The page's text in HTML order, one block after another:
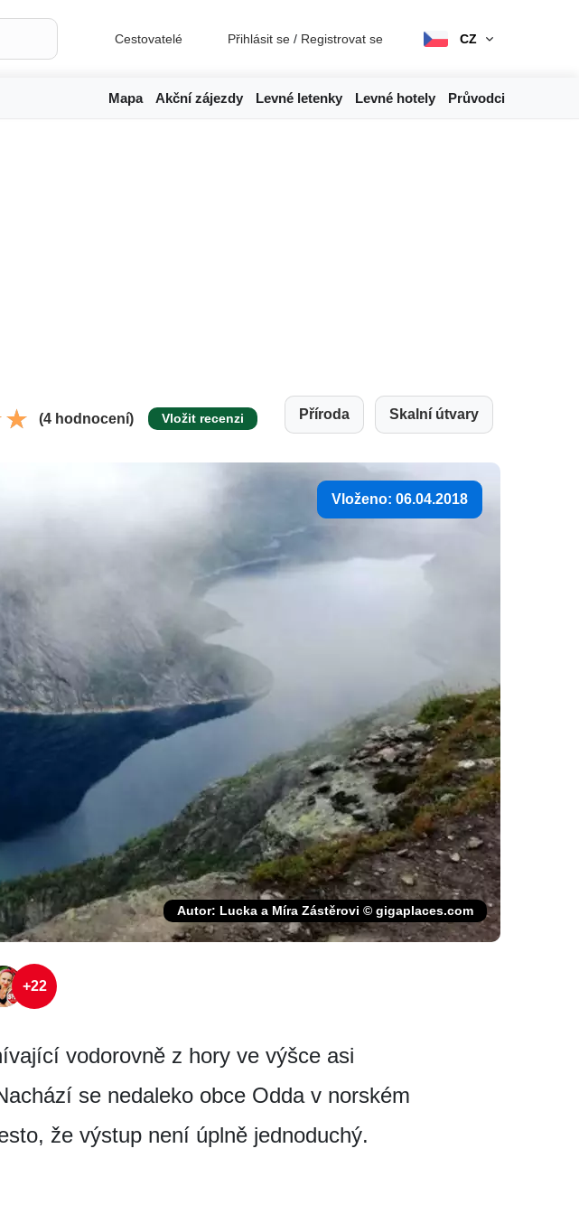
Cestovatelé Přihlásit se / Registrovat se CZ
Mapa Akční zájezdy Levné letenky Levné hotely Průvodci
(4 hodnocení) Vložit recenzi Příroda Skalní útvary
Vloženo: 06.04.2018
Autor: Lucka a Míra Zástěrovi © gigaplaces.com
+22
vodorovně z hory ve výšce asi
se nedaleko obce Odda v norském
že výstup není úplně jednoduchý.